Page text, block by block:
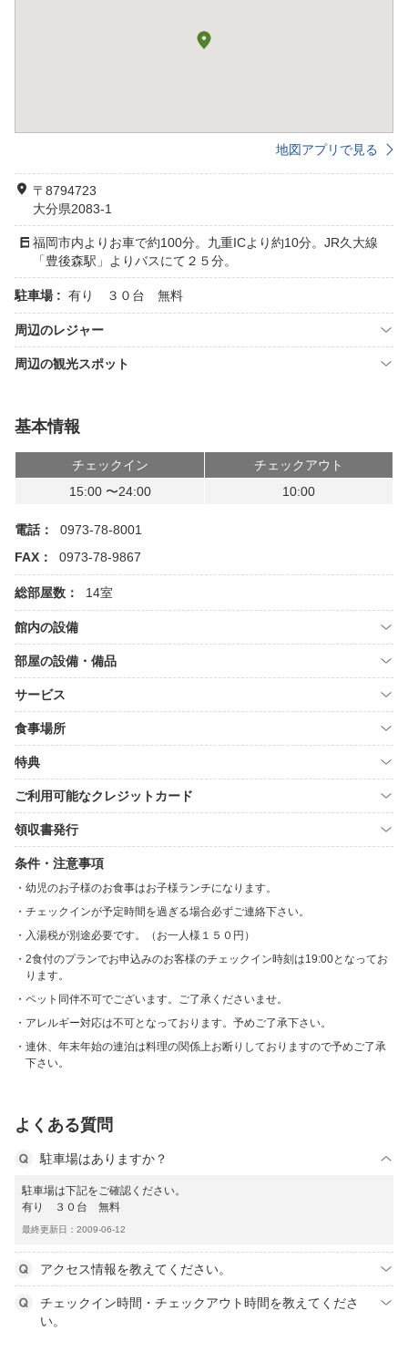
地図アプリで見る
〒8794723
大分県2083-1
福岡市内よりお車で約100分。九重ICより約10分。JR久大線
「豊後森駅」よりバスにて２５分。
駐車場 : 有り ３０台 無料
周辺のレジャー
周辺の観光スポット
基本情報
チェックイン
チェックアウト
15:00 〜24:00
10:00
電話：
0973-78-8001
FAX：
0973-78-9867
総部屋数： 14室
館内の設備
部屋の設備・備品
サービス
食事場所
特典
ご利用可能なクレジットカード
領収書発行
条件・注意事項
幼児のお子様のお食事はお子様ランチになります。
チェックインが予定時間を過ぎる場合必ずご連絡下さい。
入湯税が別途必要です。（お一人様１５０円）
2食付のプランでお申込みのお客様のチェックイン時刻は19:00となってお
ります。
ペット同伴不可でございます。ご了承くださいませ。
アレルギー対応は不可となっております。予めご了承下さい。
連休、年末年始の連泊は料理の関係上お断りしておりますので予めご了承
下さい。
よくある質問
駐車場はありますか？
駐車場は下記をご確認ください。
有り ３０台 無料
最終更新日：2009-06-12
アクセス情報を教えてください。
チェックイン時間・チェックアウト時間を教えてくださ
い。